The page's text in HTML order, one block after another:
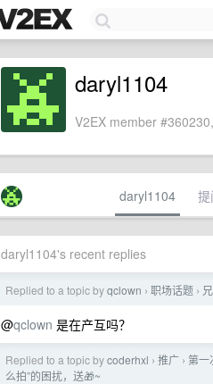
daryl1104
V2EX member
daryl1104 提
daryl1104's recent replies
Replied to a topic byqclown › 职场话题 ›
@qclown 是在产互吗？
Replied to a topic bycoderhxl › 推广 › 第一
么拍”的困扰，送🎁~